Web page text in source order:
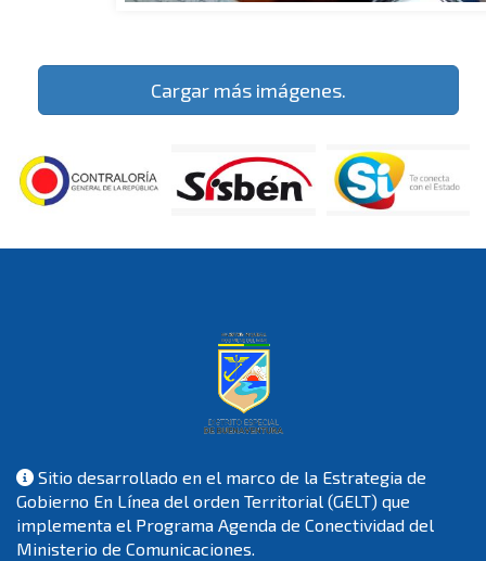
Cargar más imágenes.
Sitio desarrollado en el marco de la Estrategia de
Gobierno En Línea del orden Territorial (GELT) que
implementa el Programa Agenda de Conectividad del
Ministerio de Comunicaciones.